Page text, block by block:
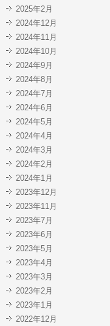
2025年2月
2024年12月
2024年11月
2024年10月
2024年9月
2024年8月
2024年7月
2024年6月
2024年5月
2024年4月
2024年3月
2024年2月
2024年1月
2023年12月
2023年11月
2023年7月
2023年6月
2023年5月
2023年4月
2023年3月
2023年2月
2023年1月
2022年12月